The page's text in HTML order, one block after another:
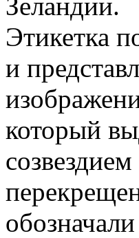
Этикетка
и
который